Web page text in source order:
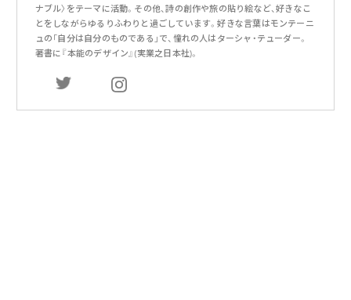
ナブル〉をテーマに活動。その他、詩の創作や旅の貼り絵など、好きなこ
とをしながらゆるりふわりと過ごしています。好きな言葉はモンテーニ
ュの「自分は自分のものである」で、憧れの人はターシャ・テューダー。
著書に『本能のデザイン』(実業之日本社)。